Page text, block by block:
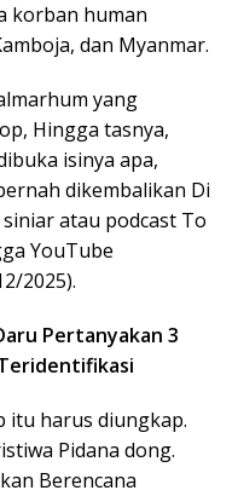
korban human
dan Myanmar.
yang
Hingga tasnya,
isinya apa,
dikembalikan Di
atau podcast To
YouTube
2025).
Pertanyakan 3
itu harus diungkap.
Pidana dong.
Berencana